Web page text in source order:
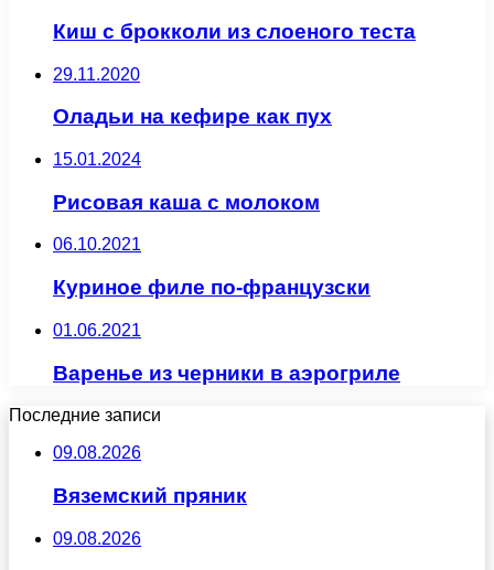
Киш с брокколи из слоеного теста
29.11.2020
Оладьи на кефире как пух
15.01.2024
Рисовая каша с молоком
06.10.2021
Куриное филе по-французски
01.06.2021
Варенье из черники в аэрогриле
Последние записи
09.08.2026
Вяземский пряник
09.08.2026